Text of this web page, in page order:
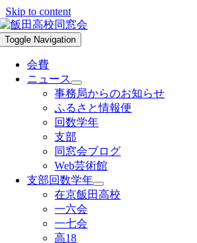
Skip to content
Toggle Navigation
会費
ニュース
事務局からのお知らせ
ふるさと情報便
回数学年
支部
同窓会ブログ
Web芸術館
支部回数学年
在京飯田高校
一六会
一七会
高18